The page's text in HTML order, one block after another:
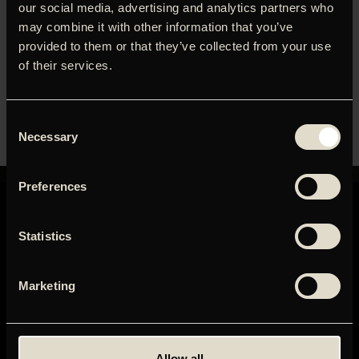
our social media, advertising and analytics partners who
may combine it with other information that you’ve
provided to them or that they’ve collected from your use
of their services.
Selection
Necessary
Preferences
Statistics
Marketing
kunstneren selv – og hans forældre. Charmerende og
hverdagsmagisk iscenesat, hvor karakter, farver og
skygger vokser som fantasifigurer på lærredet. ‘Tal R –
The Virgin’ vises sammen med tre af Tal R’s egne film:
GRAND TEATRET
Mikkel Bryggers Gade 8
Telefon: 33 15 16 11
Tog, bus og bil